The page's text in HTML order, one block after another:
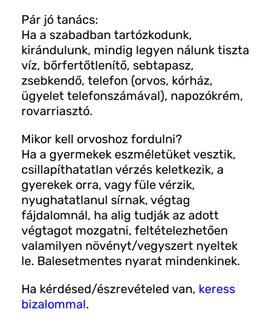
Pár jó tanács:
Ha a szabadban tartózkodunk,
kirándulunk, mindig legyen nálunk tiszta
víz, bőrfertőtlenítő, sebtapasz,
zsebkendő, telefon (orvos, kórház,
ügyelet telefonszámával), napozókrém,
rovarriasztó.
Mikor kell orvoshoz fordulni?
Ha a gyermekek eszméletüket vesztik,
csillapíthatatlan vérzés keletkezik, a
gyerekek orra, vagy füle vérzik,
nyughatatlanul sírnak, végtag
fájdalomnál, ha alig tudják az adott
végtagot mozgatni, feltételezhetően
valamilyen növényt/vegyszert nyeltek
le. Balesetmentes nyarat mindenkinek.
Ha kérdésed/észrevételed van, keress
bizalommal.